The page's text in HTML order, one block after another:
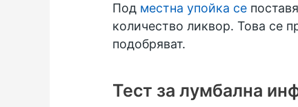
Под местна упойка се
количество ликвор. Това се
подобряват.
Тест за лумбална